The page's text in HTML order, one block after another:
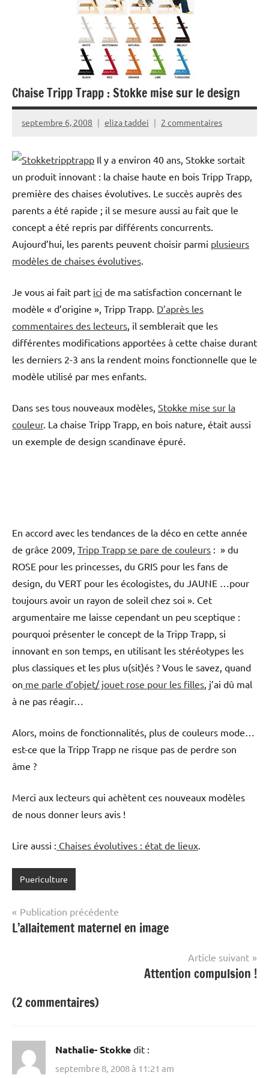
Chaise Tripp Trapp : Stokke mise sur le design
septembre 6, 2008 eliza taddei 2 commentaires
Il y a environ 40 ans, Stokke sortait
un produit innovant : la chaise haute en bois Tripp Trapp,
première des chaises évolutives. Le succès auprès des
parents a été rapide ; il se mesure aussi au fait que le
concept a été repris par différents concurrents.
Aujourd’hui, les parents peuvent choisir parmi plusieurs
modèles de chaises évolutives
Je vous ai fait part ici de ma satisfaction concernant le
modèle « d’origine », Tripp Trapp. D’après les
commentaires des lecteurs , il semblerait que les
différentes modifications apportées à cette chaise durant
les derniers 2-3 ans la rendent moins fonctionnelle que le
modèle utilisé par mes enfants.
Dans ses tous nouveaux modèles, Stokke mise sur la
couleur. La chaise Tripp Trapp, en bois nature, était aussi
un exemple de design scandinave épuré.
En accord avec les tendances de la déco en cette année
de grâce 2009, Tripp Trapp se pare de couleurs : » du
ROSE pour les princesses, du GRIS pour les fans de
design, du VERT pour les écologistes, du JAUNE …pour
toujours avoir un rayon de soleil chez soi ». Cet
argumentaire me laisse cependant un peu sceptique :
pourquoi présenter le concept de la Tripp Trapp, si
innovant en son temps, en utilisant les stéréotypes les
plus classiques et les plus u(sit)és ? Vous le savez, quand
on me parle d’objet/ jouet rose pour les filles , j’ai dû mal
à ne pas réagir…
Alors, moins de fonctionnalités, plus de couleurs mode…
est-ce que la Tripp Trapp ne risque pas de perdre son
âme ?
Merci aux lecteurs qui achètent ces nouveaux modèles
de nous donner leurs avis !
Lire aussi : Chaises évolutives : état de lieux
Puericulture
Navigation
de
Publication précédente
L’allaitement maternel en image
Article suivant
Attention compulsion !
(2 commentaires)
Nathalie- Stokke dit :
septembre 8, 2008 à 11:21 am